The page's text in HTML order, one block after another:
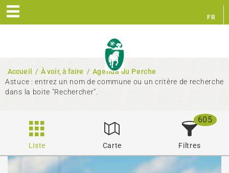
FR
Accueil / À voir, à faire / Agenda du Perche
Astuce : entrez un nom de commune ou un critère de recherche
dans la boite "Rechercher".
Liste Carte Filtres
605